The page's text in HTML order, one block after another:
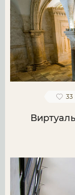
33